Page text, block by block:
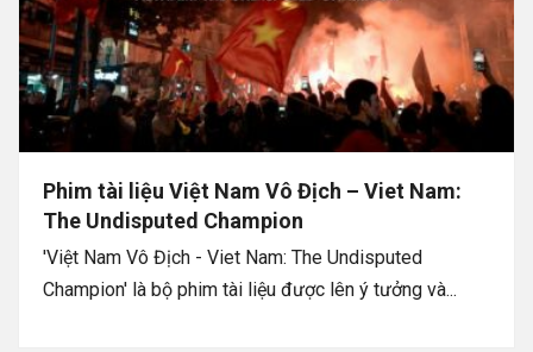
Phim tài liệu Việt Nam Vô Địch – Viet Nam:
The Undisputed Champion
'Việt Nam Vô Địch - Viet Nam: The Undisputed
Champion' là bộ phim tài liệu được lên ý tưởng và...